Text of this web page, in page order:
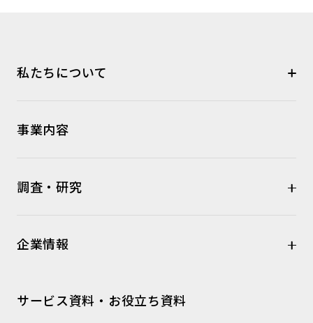
私たちについて
事業内容
調査・研究
企業情報
サービス資料・お役立ち資料